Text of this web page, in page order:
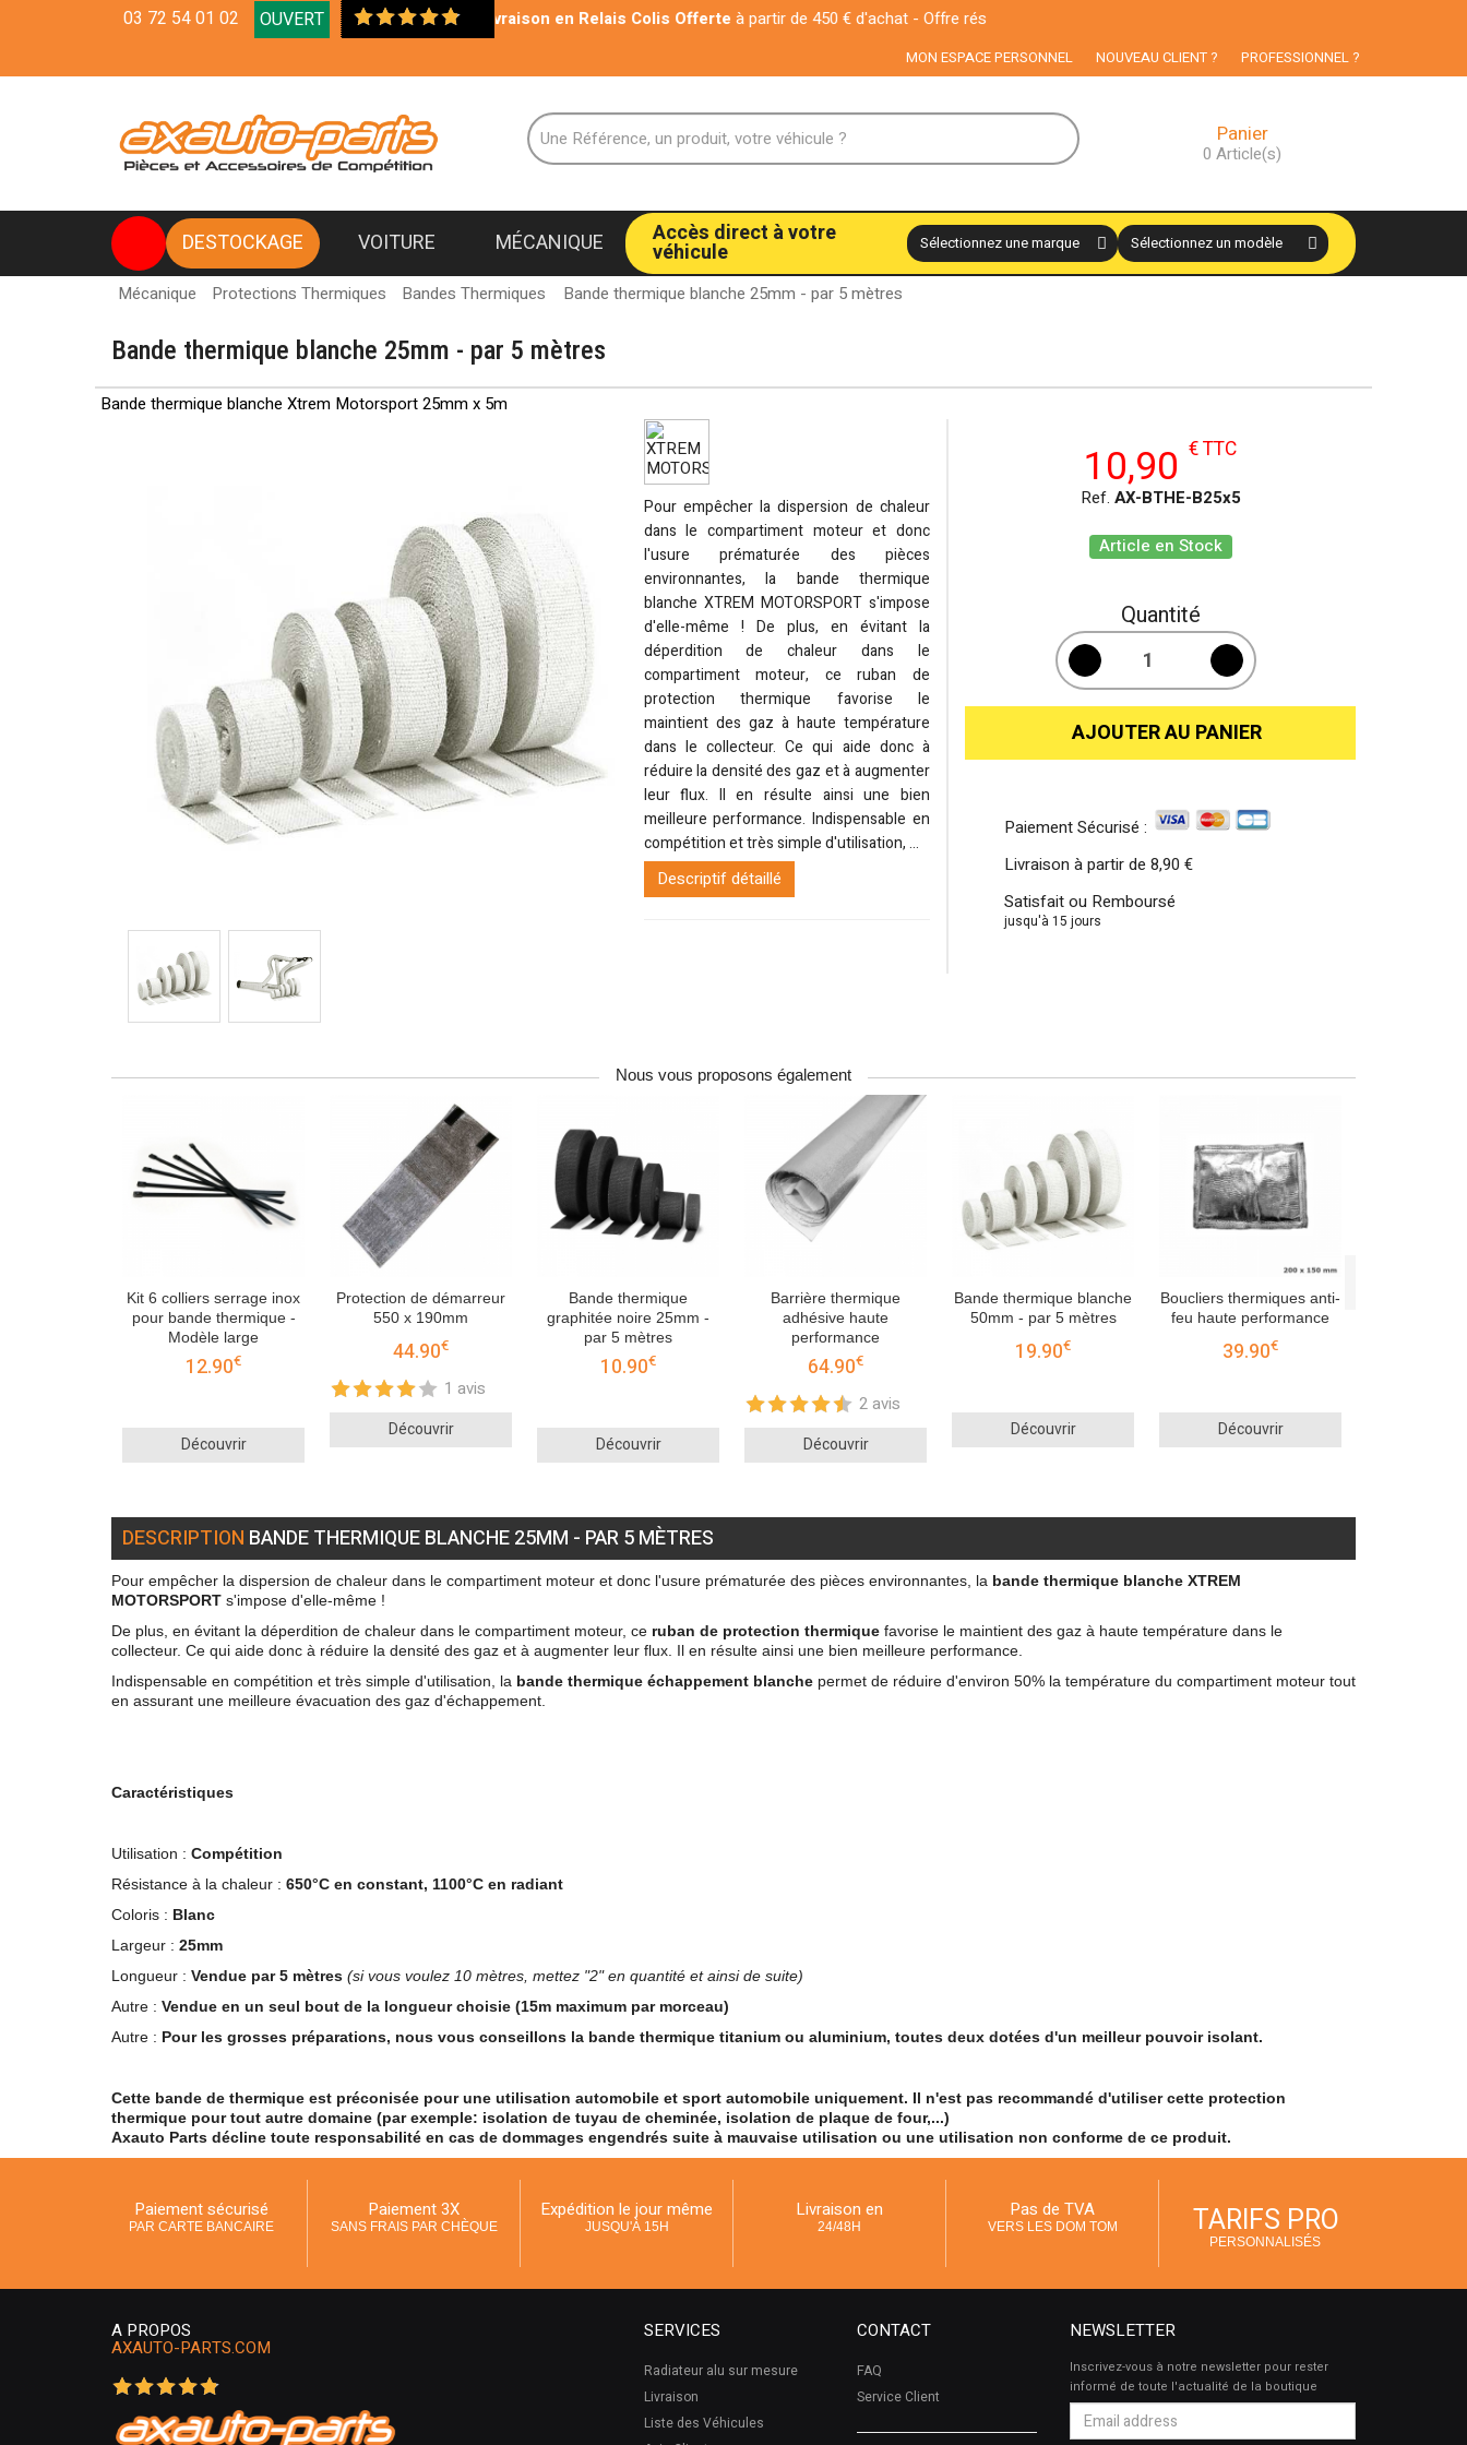
03 72 54 01 02 OUVERT Livraison en Relais Colis Offerte à partir de 450 € d'achat - Offre réservée aux particuliers
MON ESPACE PERSONNEL NOUVEAU CLIENT ? PROFESSIONNEL ?
Panier
0 Article(s)
DESTOCKAGE VOITURE MÉCANIQUE Accès direct à votre
véhicule
Mécanique Protections Thermiques Bandes Thermiques Bande thermique blanche 25mm - par 5 mètres
Bande thermique blanche 25mm - par 5 mètres
Bande thermique blanche Xtrem Motorsport 25mm x 5m
Pour empêcher la dispersion de chaleur
dans le compartiment moteur et donc
l'usure prématurée des pièces
environnantes, la bande thermique
blanche XTREM MOTORSPORT s'impose
d'elle-même ! De plus, en évitant la
déperdition de chaleur dans le
compartiment moteur, ce ruban de
protection thermique favorise le
maintient des gaz à haute température
dans le collecteur. Ce qui aide donc à
réduire la densité des gaz et à augmenter
leur flux. Il en résulte ainsi une bien
meilleure performance. Indispensable en
compétition et très simple d'utilisation, ...
Descriptif détaillé
10,90 € TTC
Ref. AX-BTHE-B25x5
Article en Stock
Quantité
AJOUTER AU PANIER
Paiement Sécurisé :
Livraison à partir de 8,90 €
Satisfait ou Remboursé
jusqu'à 15 jours
Nous vous proposons également
Kit 6 colliers serrage inox
pour bande thermique -
Modèle large
12.90€
Découvrir
Protection de démarreur
550 x 190mm
44.90€
1 avis
Découvrir
Bande thermique
graphitée noire 25mm -
par 5 mètres
10.90€
Découvrir
Barrière thermique
adhésive haute
performance
64.90€
2 avis
Découvrir
Bande thermique blanche
50mm - par 5 mètres
19.90€
Découvrir
Boucliers thermiques anti-
feu haute performance
39.90€
Découvrir
DESCRIPTION BANDE THERMIQUE BLANCHE 25MM - PAR 5 MÈTRES
Pour empêcher la dispersion de chaleur dans le compartiment moteur et donc l'usure prématurée des pièces environnantes, la bande thermique blanche XTREM
MOTORSPORT s'impose d'elle-même !
De plus, en évitant la déperdition de chaleur dans le compartiment moteur, ce ruban de protection thermique favorise le maintient des gaz à haute température dans le
collecteur. Ce qui aide donc à réduire la densité des gaz et à augmenter leur flux. Il en résulte ainsi une bien meilleure performance.
Indispensable en compétition et très simple d'utilisation, la bande thermique échappement blanche permet de réduire d'environ 50% la température du compartiment moteur tout
en assurant une meilleure évacuation des gaz d'échappement.
Caractéristiques
Utilisation : Compétition
Résistance à la chaleur : 650°C en constant, 1100°C en radiant
Coloris : Blanc
Largeur : 25mm
Longueur : Vendue par 5 mètres (si vous voulez 10 mètres, mettez "2" en quantité et ainsi de suite)
Autre : Vendue en un seul bout de la longueur choisie (15m maximum par morceau)
Autre : Pour les grosses préparations, nous vous conseillons la bande thermique titanium ou aluminium, toutes deux dotées d'un meilleur pouvoir isolant.
Cette bande de thermique est préconisée pour une utilisation automobile et sport automobile uniquement. Il n'est pas recommandé d'utiliser cette protection
thermique pour tout autre domaine (par exemple: isolation de tuyau de cheminée, isolation de plaque de four,...)
Axauto Parts décline toute responsabilité en cas de dommages engendrés suite à mauvaise utilisation ou une utilisation non conforme de ce produit.
Paiement sécurisé
PAR CARTE BANCAIRE
Paiement 3X
SANS FRAIS PAR CHÈQUE
Expédition le jour même
JUSQU'À 15H
Livraison en
24/48H
Pas de TVA
VERS LES DOM TOM TARIFS PRO
PERSONNALISÉS
A PROPOS
AXAUTO-PARTS.COM
SERVICES
Radiateur alu sur mesure
Livraison
Liste des Véhicules
CONTACT
FAQ
Service Client
NEWSLETTER
Inscrivez-vous à notre newsletter pour rester
informé de toute l'actualité de la boutique